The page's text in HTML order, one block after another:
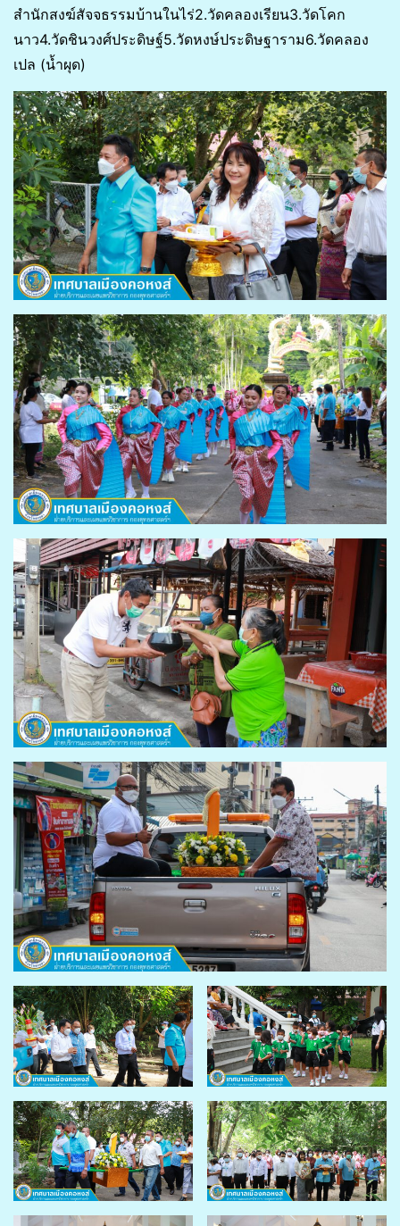
สำนักสงฆ์สัจจธรรมบ้านในไร่2.วัดคลองเรียน3.วัดโคก
นาว4.วัดชินวงศ์ประดิษฐ์5.วัดหงษ์ประดิษฐาราม6.วัดคลอง
เปล (น้ำผุด)